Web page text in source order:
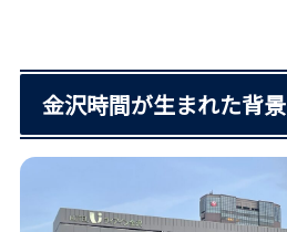
金沢時間が生まれた背景